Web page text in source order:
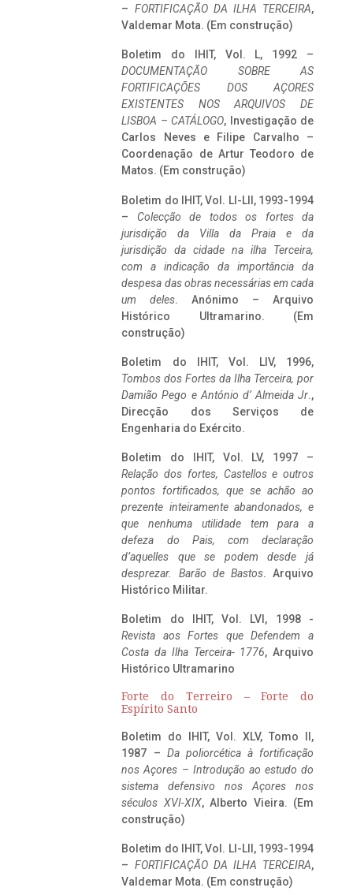
– FORTIFICAÇÃO DA ILHA TERCEIRA,
Valdemar Mota. (Em construção)
Boletim do IHIT, Vol. L, 1992 –
DOCUMENTAÇÃO SOBRE AS
FORTIFICAÇÕES DOS AÇORES
EXISTENTES NOS ARQUIVOS DE
LISBOA – CATÁLOGO, Investigação de
Carlos Neves e Filipe Carvalho –
Coordenação de Artur Teodoro de
Matos. (Em construção)
Boletim do IHIT, Vol. LI-LII, 1993-1994
– Colecção de todos os fortes da
jurisdição da Villa da Praia e da
jurisdição da cidade na ilha Terceira,
com a indicação da importância da
despesa das obras necessárias em cada
um deles. Anónimo – Arquivo
Histórico Ultramarino. (Em
construção)
Boletim do IHIT, Vol. LIV, 1996,
Tombos dos Fortes da Ilha Terceira, por
Damião Pego e António d’ Almeida Jr.,
Direcção dos Serviços de
Engenharia do Exército.
Boletim do IHIT, Vol. LV, 1997 –
Relação dos fortes, Castellos e outros
pontos fortificados, que se achão ao
prezente inteiramente abandonados, e
que nenhuma utilidade tem para a
defeza do Pais, com declaração
d’aquelles que se podem desde já
desprezar. Barão de Bastos. Arquivo
Histórico Militar.
Boletim do IHIT, Vol. LVI, 1998 -
Revista aos Fortes que Defendem a
Costa da Ilha Terceira- 1776, Arquivo
Histórico Ultramarino
Forte do Terreiro – Forte do
Espírito Santo
Boletim do IHIT, Vol. XLV, Tomo II,
1987 – Da poliorcética à fortificação
nos Açores – Introdução ao estudo do
sistema defensivo nos Açores nos
séculos XVI-XIX, Alberto Vieira. (Em
construção)
Boletim do IHIT, Vol. LI-LII, 1993-1994
– FORTIFICAÇÃO DA ILHA TERCEIRA,
Valdemar Mota. (Em construção)